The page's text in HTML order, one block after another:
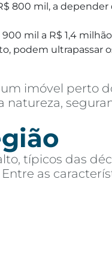
800 mil, a depender
mil a R$ 1,4 milhão
podem ultrapassar
imóvel perto
típicos das
as